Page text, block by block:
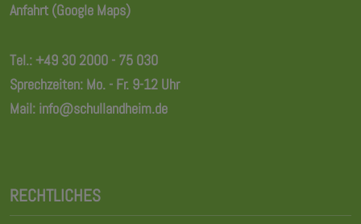
Anfahrt (Google Maps)
Tel.:+49 30 2000 - 75 030
Sprechzeiten: Mo. - Fr. 9-12 Uhr
Mail: info@schullandheim.de
RECHTLICHES